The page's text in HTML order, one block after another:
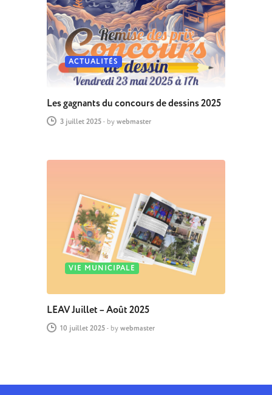
ACTUALITÉS
Les gagnants du concours de dessins 2025
3 juillet 2025- by webmaster
VIE MUNICIPALE
LEAV Juillet – Août 2025
10 juillet 2025- by webmaster